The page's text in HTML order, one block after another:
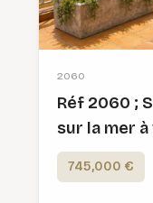
2060
Réf 2060 ;
sur la mer
745,000 €